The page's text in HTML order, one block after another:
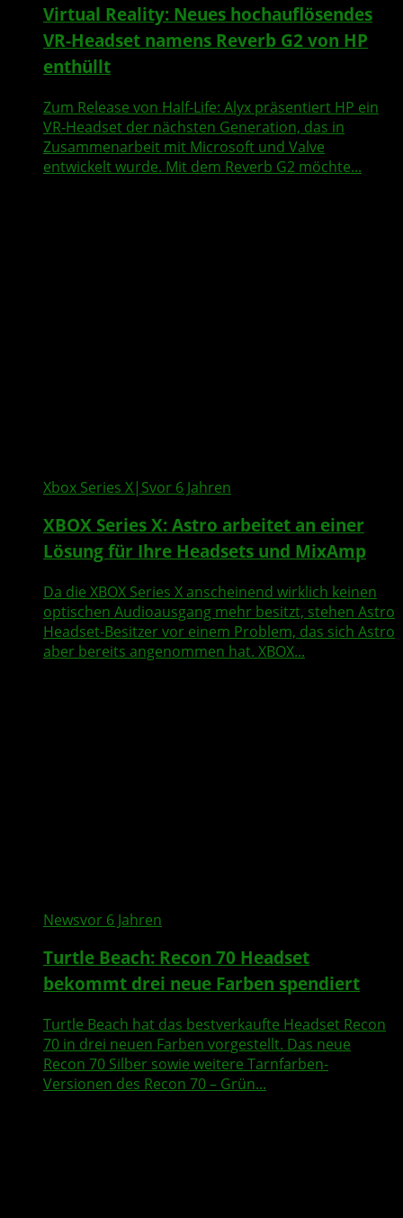
Virtual Reality: Neues hochauflösendes
VR-Headset namens Reverb G2 von HP
enthüllt
Zum Release von Half-Life: Alyx präsentiert HP ein
VR-Headset der nächsten Generation, das in
Zusammenarbeit mit Microsoft und Valve
entwickelt wurde. Mit dem Reverb G2 möchte...
Xbox Series X|Svor 6 Jahren
XBOX Series X: Astro arbeitet an einer
Lösung für Ihre Headsets und MixAmp
Da die XBOX Series X anscheinend wirklich keinen
optischen Audioausgang mehr besitzt, stehen Astro
Headset-Besitzer vor einem Problem, das sich Astro
aber bereits angenommen hat. XBOX...
Newsvor 6 Jahren
Turtle Beach: Recon 70 Headset
bekommt drei neue Farben spendiert
Turtle Beach hat das bestverkaufte Headset Recon
70 in drei neuen Farben vorgestellt. Das neue
Recon 70 Silber sowie weitere Tarnfarben-
Versionen des Recon 70 – Grün...